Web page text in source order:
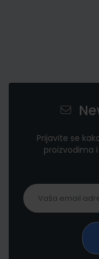
Prijavite se
proizvodima